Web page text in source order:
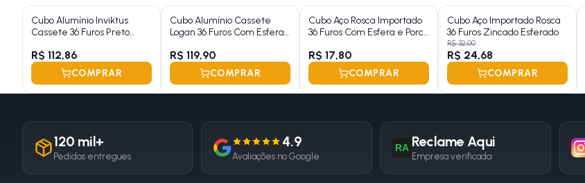
Cubo Alumínio Inviktus
Cassete 36 Furos Preto
R$ 112,86
COMPRAR
Cubo Alumínio Cassete
Logan 36 Furos Com Esfera
R$ 119,90
COMPRAR
Cubo Aço Rosca Importado
36 Furos Com Esfera e Porca
R$ 17,80
COMPRAR
Cubo Aço Importado Rosca
36 Furos Zincado Esferado
R$ 32,00
R$ 24,68
COMPRAR
120 mil+
Pedidos entregues
4.9
Avaliações no Google
RA Reclame Aqui
Empresa verificada